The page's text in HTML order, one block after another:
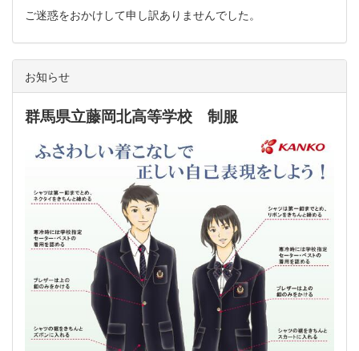
ご迷惑をおかけして申し訳ありませんでした。
お知らせ
群馬県立藤岡北高等学校 制服